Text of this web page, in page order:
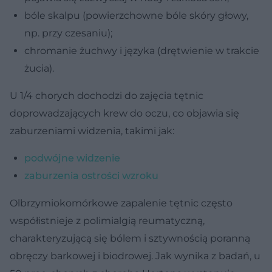
bóle skalpu (powierzchowne bóle skóry głowy,
np. przy czesaniu);
chromanie żuchwy i języka (drętwienie w trakcie
żucia).
U 1/4 chorych dochodzi do zajęcia tętnic
doprowadzających krew do oczu, co objawia się
zaburzeniami widzenia, takimi jak:
podwójne widzenie
zaburzenia ostrości wzroku
Olbrzymiokomórkowe zapalenie tętnic często
współistnieje z polimialgią reumatyczną,
charakteryzującą się bólem i sztywnością poranną
obręczy barkowej i biodrowej. Jak wynika z badań, u